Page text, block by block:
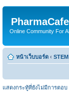
Online Community For
หน้าเว็บบอร์ด ‹
แสดงกระทู้ที่ยังไม่มีการตอบ